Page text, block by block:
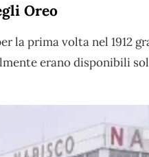
Oreo
la prima volta nel 1912
erano disponibili